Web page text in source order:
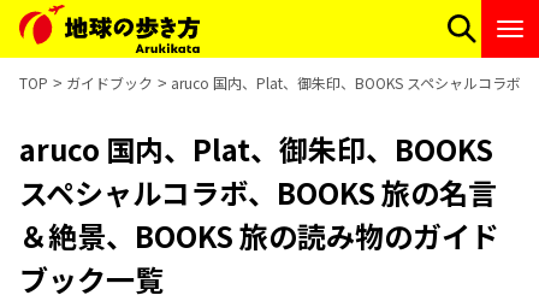
TOP ガイドブック aruco 国内、Plat、御朱印、BOOKS スペシャルコラボ
aruco 国内、Plat、御朱印、BOOKS
スペシャルコラボ、BOOKS 旅の名言
＆絶景、BOOKS 旅の読み物のガイド
ブック一覧